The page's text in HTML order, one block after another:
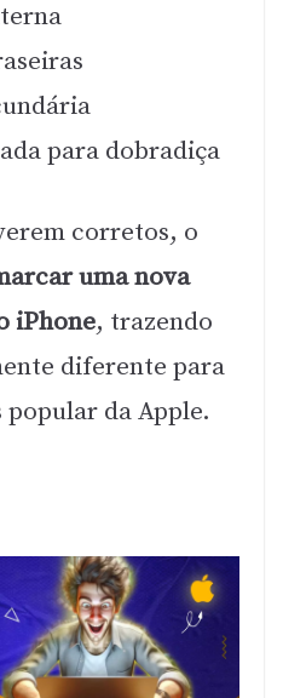
para dobradiça
corretos, o
uma nova
iPhone, trazendo
diferente para
da Apple.